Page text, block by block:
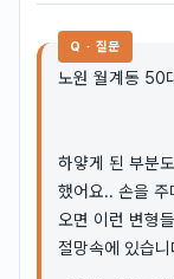
Q · 질문
노원 월계동 50
하얗게 된 부분
했어요.. 손을
오면 이런 변형
절망속에 있습니